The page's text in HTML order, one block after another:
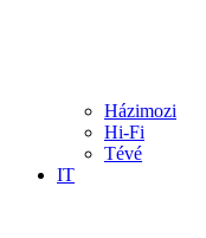
Házimozi
Hi-Fi
Tévé
IT